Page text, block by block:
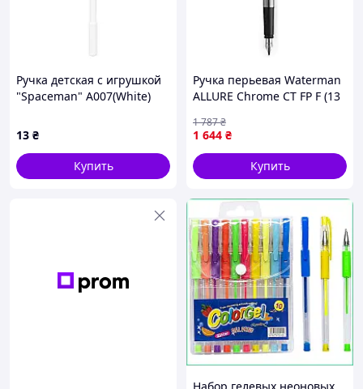
Ручка детская с игрушкой
"Spaceman" A007(White)
13 ₴
Купить
Ручка перьевая Waterman
ALLURE Chrome CT FP F (13
1 644 ₴
1 787₴
Купить